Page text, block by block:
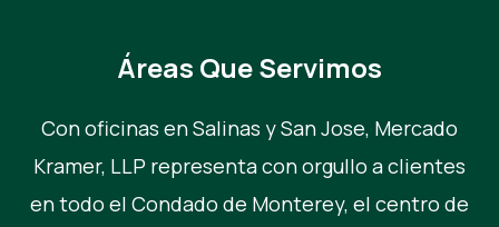
Áreas Que Servimos
Con oficinas en Salinas y San Jose, Mercado
Kramer, LLP representa con orgullo a clientes
en todo el Condado de Monterey, el centro de